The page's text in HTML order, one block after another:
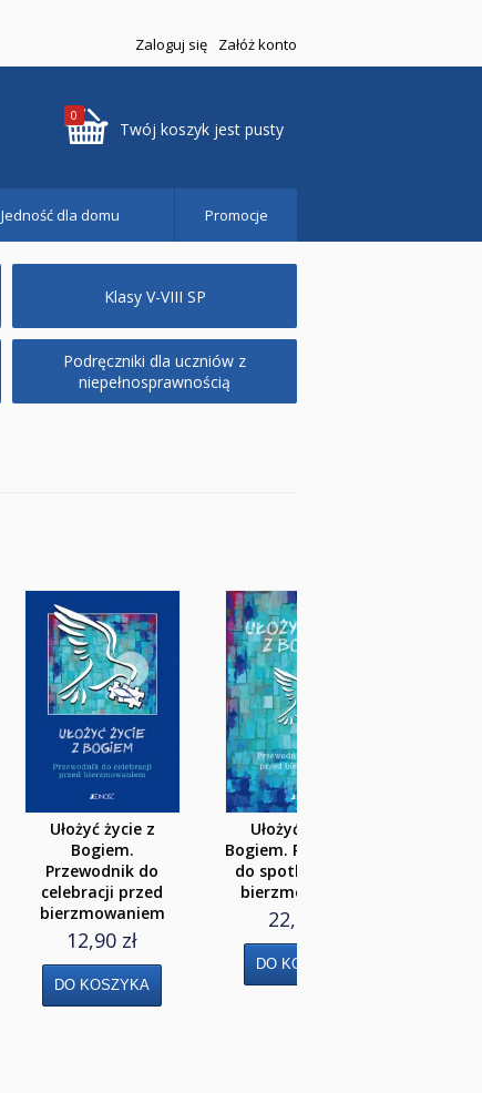
Zaloguj się Załóż konto
0
Twój koszyk jest pusty
Jedność dla domu Promocje
Klasy V-VIII SP
Podręczniki dla uczniów z
niepełnosprawnością
Ułożyć życie z
Bogiem.
Przewodnik do
celebracji przed
bierzmowaniem
12,90 zł
Ułożyć życie z
Bogiem. Przewodnik
do spotkań przed
bierzmowaniem
22,90 zł